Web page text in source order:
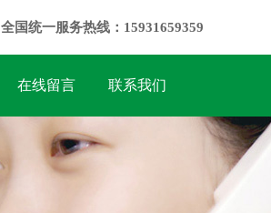
全国统一服务热线：15931659359
在线留言 联系我们